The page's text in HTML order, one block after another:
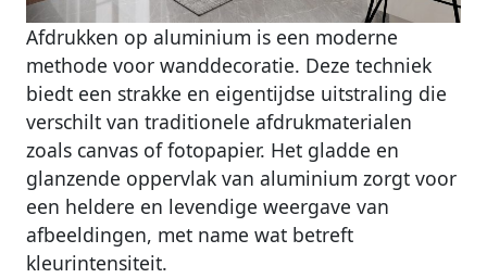
Afdrukken op aluminium is een moderne
methode voor wanddecoratie. Deze techniek
biedt een strakke en eigentijdse uitstraling die
verschilt van traditionele afdrukmaterialen
zoals canvas of fotopapier. Het gladde en
glanzende oppervlak van aluminium zorgt voor
een heldere en levendige weergave van
afbeeldingen, met name wat betreft
kleurintensiteit.